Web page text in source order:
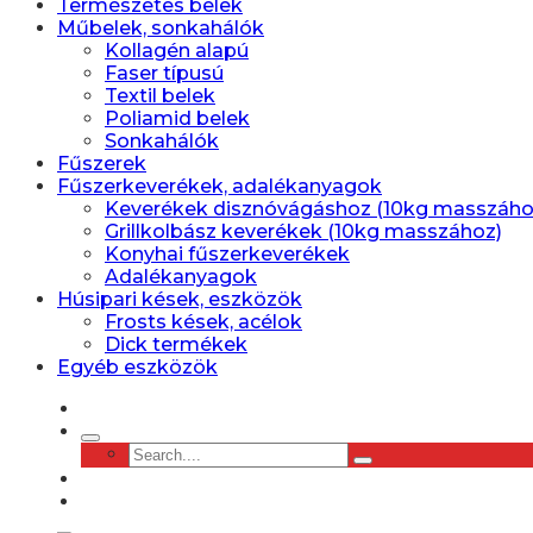
Természetes belek
Műbelek, sonkahálók
Kollagén alapú
Faser típusú
Textil belek
Poliamid belek
Sonkahálók
Fűszerek
Fűszerkeverékek, adalékanyagok
Keverékek disznóvágáshoz (10kg
Grillkolbász keverékek (10kg masszához)
Konyhai fűszerkeverékek
Adalékanyagok
Húsipari kések, eszközök
Frosts kések, acélok
Dick termékek
Egyéb eszközök